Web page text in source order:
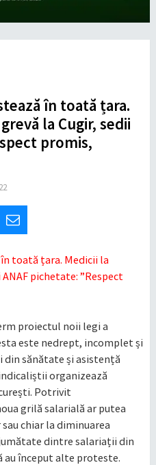
în toată țara.
la Cugir, sedii
promis,
proiectul noii legi a
este nedrept, incomplet și
sănătate și asistență
organizează
Potrivit
grilă salarială ar putea
chiar la diminuarea
dintre salariații din
au început alte proteste.